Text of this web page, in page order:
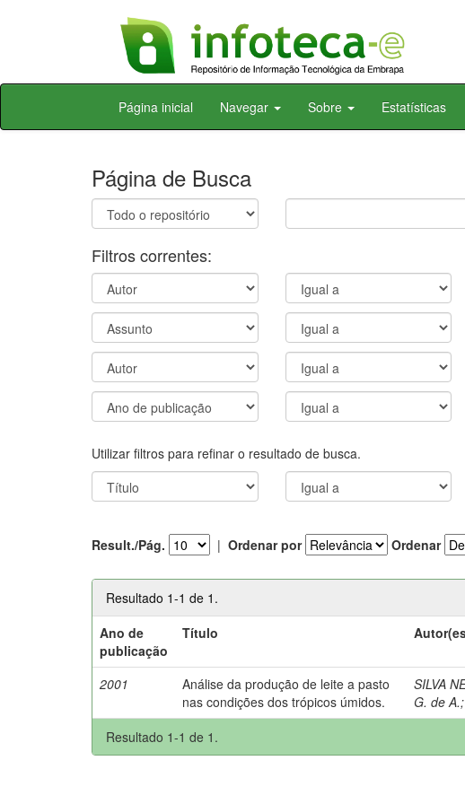
Skip
Página inicial Navegar Sobre Estatísticas
Página de Busca
Filtros correntes:
Utilizar filtros para refinar o resultado de busca.
Result./Pág. | Ordenar por Ordenar
Resultado 1-1 de 1.
Ano de
publicação
Título
2001
Análise da produção de leite a pasto
nas condições dos trópicos úmidos.
SILVA
G. de A.;
Resultado 1-1 de 1.